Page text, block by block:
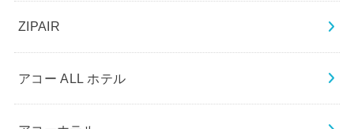
ZIPAIR
アコー ALL ホテル